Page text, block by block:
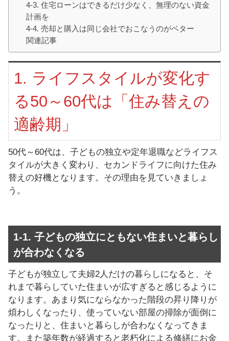
4-3. 住宅ローンはできるだけ少なく、無理のない資金
計画を
4-4. 売却と購入は同じ会社でおこなうのがベター
関連記事
1. ライフスタイルが変化す
る50～60代は「住み替えの
適齢期」
50代～60代は、子どもの独立や定年退職などライフス
タイルが大きく変わり、セカンドライフに向けた住み
替えの好機となります。その理由を見ていきましょ
う。
1-1. 子どもの独立にともない住まいと暮らし
が合わなくなる
子どもが独立して夫婦2人だけの暮らしになると、そ
れまで暮らしていた住まいが広すぎると感じるように
なります。あまり気にならなかった階段の昇り降りが
煩わしくなったり、使っていない部屋の掃除が面倒に
なったりと、住まいと暮らしが合わなくなってきま
す。また築年数が経過すると老朽化による修繕にお金